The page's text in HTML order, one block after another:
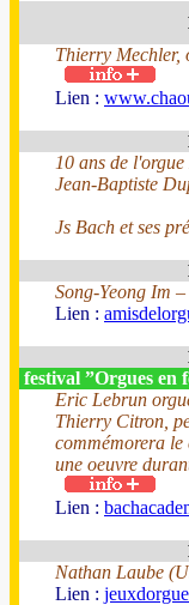
Thierry Mechler,
Lien :
10 ans de
Jean-Baptiste
Js Bach et ses
Song-Yeong Im
Lien :
festival ”Orgues en
Eric Lebrun
Thierry Citron,
commémorera
une oeuvre
Lien :
Nathan Laube
Lien :